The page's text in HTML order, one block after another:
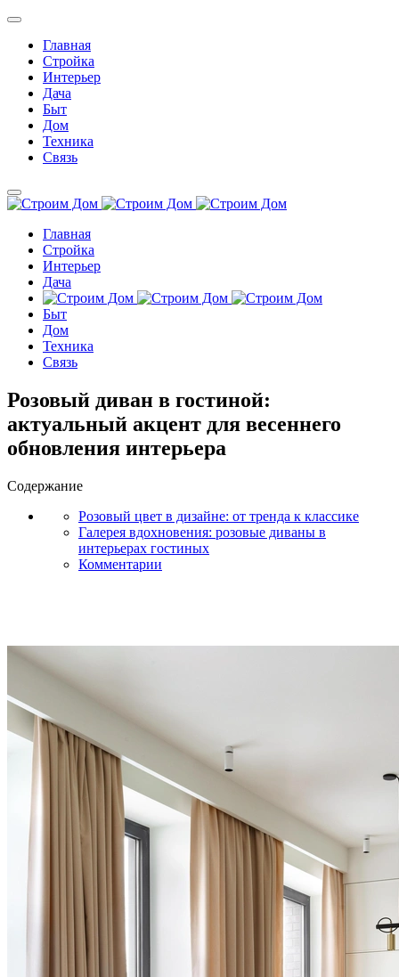
Главная
Стройка
Интерьер
Дача
Быт
Дом
Техника
Связь
Главная
Стройка
Интерьер
Дача
Быт
Дом
Техника
Связь
Розовый диван в гостиной:
актуальный акцент для весеннего
обновления интерьера
Содержание
Розовый цвет в дизайне: от тренда к классике
Галерея вдохновения: розовые диваны в
интерьерах гостиных
Комментарии